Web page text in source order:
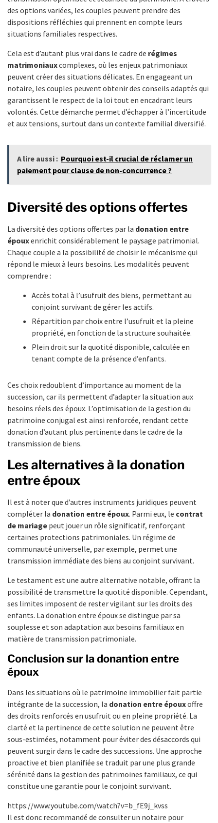
des options variées, les couples peuvent prendre des
dispositions réfléchies qui prennent en compte leurs
situations familiales respectives.
Cela est d’autant plus vrai dans le cadre de régimes
matrimoniauxcomplexes, où les enjeux patrimoniaux
peuvent créer des situations délicates. En engageant un
notaire, les couples peuvent obtenir des conseils adaptés qui
garantissent le respect de la loi tout en encadrant leurs
volontés. Cette démarche permet d’échapper à l’incertitude
et aux tensions, surtout dans un contexte familial diversifié.
A lire aussi : Pourquoi est-il crucial de réclamer un
paiement pour clause de non-concurrence ?
Diversité des options offertes
La diversité des options offertes par la donation entre
épouxenrichit considérablement le paysage patrimonial.
Chaque couple a la possibilité de choisir le mécanisme qui
répond le mieux à leurs besoins. Les modalités peuvent
comprendre :
Accès total à l’usufruit des biens, permettant au
conjoint survivant de gérer les actifs.
Répartition par choix entre l’usufruit et la pleine
propriété, en fonction de la structure souhaitée.
Plein droit sur la quotité disponible, calculée en
tenant compte de la présence d’enfants.
Ces choix redoublent d’importance au moment de la
succession, car ils permettent d’adapter la situation aux
besoins réels des époux. L’optimisation de la gestion du
patrimoine conjugal est ainsi renforcée, rendant cette
donation d’autant plus pertinente dans le cadre de la
transmission de biens.
Les alternatives à la donation
entre époux
Il est à noter que d’autres instruments juridiques peuvent
compléter la donation entre époux. Parmi eux, le contrat
de mariage peut jouer un rôle significatif, renforçant
certaines protections patrimoniales. Un régime de
communauté universelle, par exemple, permet une
transmission immédiate des biens au conjoint survivant.
Le testament est une autre alternative notable, offrant la
possibilité de transmettre la quotité disponible. Cependant,
ses limites imposent de rester vigilant sur les droits des
enfants. La donation entre époux se distingue par sa
souplesse et son adaptation aux besoins familiaux en
matière de transmission patrimoniale.
Conclusion sur la donantion entre
époux
Dans les situations où le patrimoine immobilier fait partie
intégrante de la succession, la donation entre épouxoffre
des droits renforcés en usufruit ou en pleine propriété. La
clarté et la pertinence de cette solution ne peuvent être
sous-estimées, notamment pour éviter des désaccords qui
peuvent surgir dans le cadre des successions. Une approche
proactive et bien planifiée se traduit par une plus grande
sérénité dans la gestion des patrimoines familiaux, ce qui
constitue une garantie pour le conjoint survivant.
https://www.youtube.com/watch?v=b_fE9j_kvss
Il est donc recommandé de consulter un notaire pour